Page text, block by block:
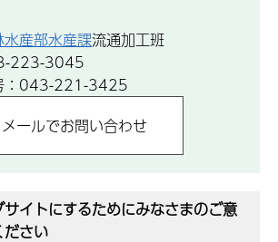
水産部水産課流通加工班
223-3045
：043-221-3425
イトにするためにみなさまのご意
さい